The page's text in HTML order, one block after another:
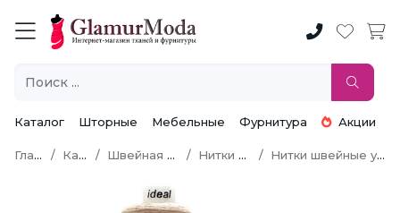
Каталог Шторные Мебельные Фурнитура Акции
Главная Каталог Швейная фурнитура Нитки швейные Нитки швейные универсальные